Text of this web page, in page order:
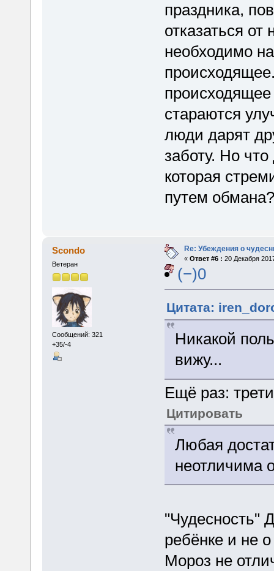
праздника,
отказаться от
необходимо
происходящее
стараются
люди дарят
заботу. Но
которая
путем
Scondo
Ветеран
Сообщений: 321
+35/-4
Re: Убеждения о
« Ответ #6 : 20 Декабря
(−)0
Цитата:
Никакой
вижу...
Ещё раз:
Цитировать
Любая
неотличима
"Чудесность"
ребёнке и не
Мороз не